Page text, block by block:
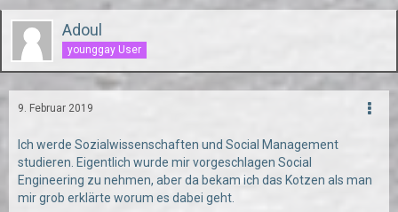
Adoul
younggay User
9. Februar 2019
Ich werde Sozialwissenschaften und Social Management
studieren. Eigentlich wurde mir vorgeschlagen Social
Engineering zu nehmen, aber da bekam ich das Kotzen als man
mir grob erklärte worum es dabei geht.